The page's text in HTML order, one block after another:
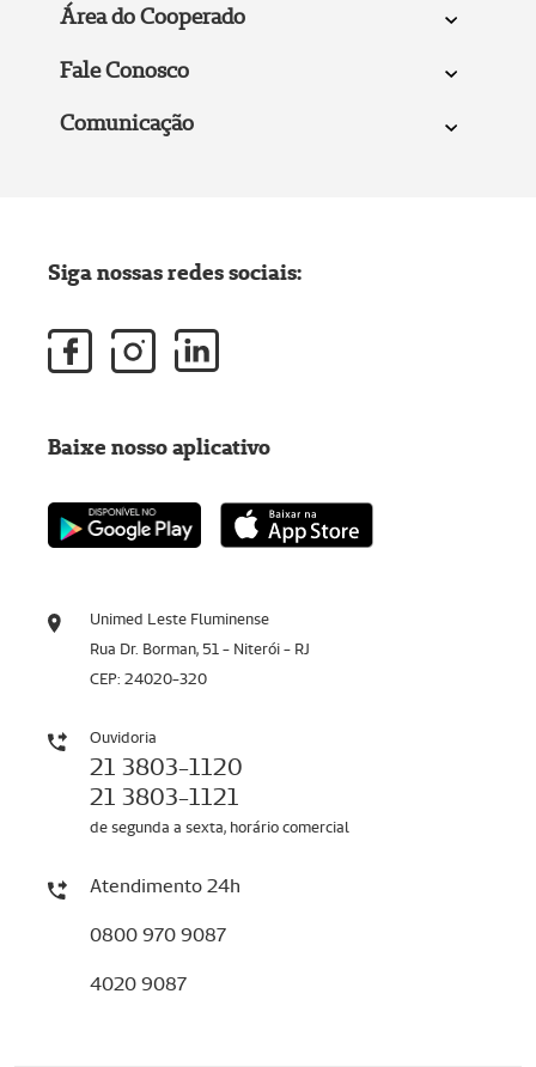
Área do Cooperado
Fale Conosco
Comunicação
Unimed Leste Fluminense
Rua Dr. Borman, 51 - Niterói - RJ
CEP: 24020-320
Ouvidoria
21 3803-1120
21 3803-1121
de segunda a sexta, horário comercial
Atendimento 24h
0800 970 9087
4020 9087
Siga nossas redes sociais:
Baixe nosso aplicativo